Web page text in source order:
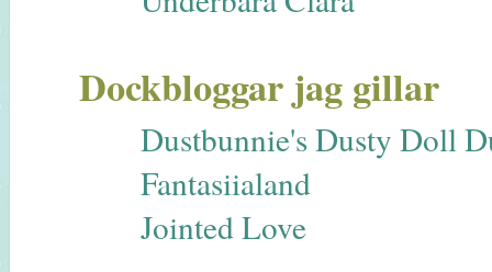
Dockbloggar jag gillar
Dustbunnie's Dusty Doll
Fantasiialand
Jointed Love